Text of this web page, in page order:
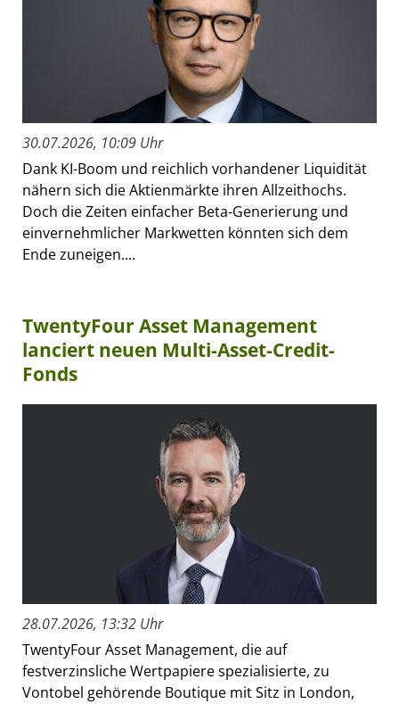
30.07.2026, 10:09 Uhr
Dank KI-Boom und reichlich vorhandener Liquidität
nähern sich die Aktienmärkte ihren Allzeithochs.
Doch die Zeiten einfacher Beta-Generierung und
einvernehmlicher Markwetten könnten sich dem
Ende zuneigen....
TwentyFour Asset Management
lanciert neuen Multi-Asset-Credit-
Fonds
28.07.2026, 13:32 Uhr
TwentyFour Asset Management, die auf
festverzinsliche Wertpapiere spezialisierte, zu
Vontobel gehörende Boutique mit Sitz in London,